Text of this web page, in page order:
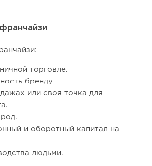
торговле.
бренду.
или своя точка для
и оборотный капитал на
людьми.